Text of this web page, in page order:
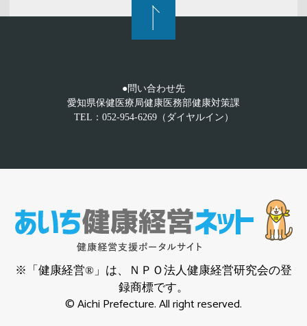
●問い合わせ先
愛知県保健医療局健康医務部健康対策課
TEL：052-954-6269（ダイヤルイン）
※「健康経営®」は、ＮＰＯ法人健康経営研究会の登
録商標です。
© Aichi Prefecture. All right reserved.